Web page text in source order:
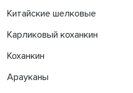
Китайские шелковые
Карликовый коханкин
Коханкин
Арауканы